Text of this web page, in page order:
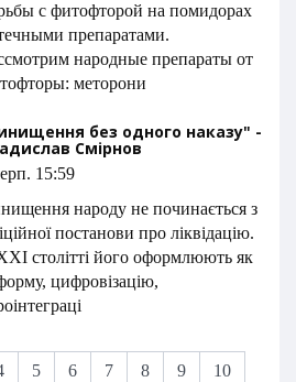
с фитофторой на помидорах
препаратами.
народные препараты от
меторони
без одного наказу" -
Смірнов
15:59
народу не починається з
постанови про ліквідацію.
столітті його оформлюють як
цифровізацію,
5 6 7 8 9 10